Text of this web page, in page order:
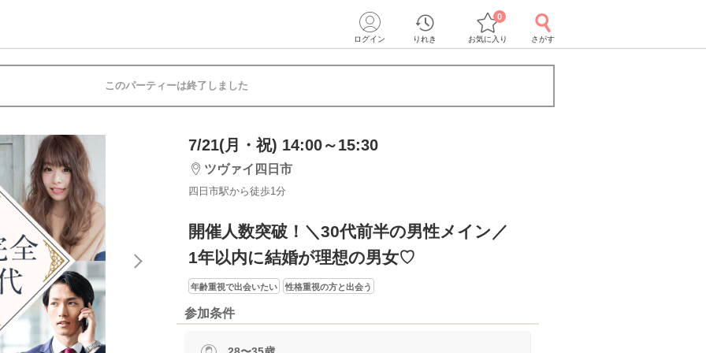
ログイン りれき お気に入り
0
さがす
このパーティーは終了しました
7/21(月・祝) 14:00～15:30
ツヴァイ四日市
四日市駅から徒歩1分
開催人数突破！＼30代前半の男性メイン／
1年以内に結婚が理想の男女♡
年齢重視で出会いたい 性格重視の方と出会う
参加条件